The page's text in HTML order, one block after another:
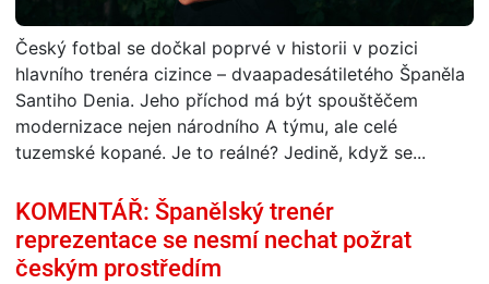
Český fotbal se dočkal poprvé v historii v pozici
hlavního trenéra cizince – dvaapadesátiletého Španěla
Santiho Denia. Jeho příchod má být spouštěčem
modernizace nejen národního A týmu, ale celé
tuzemské kopané. Je to reálné? Jedině, když se...
KOMENTÁŘ: Španělský trenér
reprezentace se nesmí nechat požrat
českým prostředím